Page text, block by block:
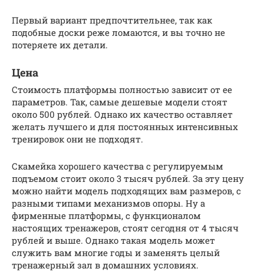
Первый вариант предпочтительнее, так как
подобные доски реже ломаются, и вы точно не
потеряете их детали.
Цена
Стоимость платформы полностью зависит от ее
параметров. Так, самые дешевые модели стоят
около 500 рублей. Однако их качество оставляет
желать лучшего и для постоянных интенсивных
тренировок они не подходят.
Скамейка хорошего качества с регулируемым
подъемом стоит около 3 тысяч рублей. За эту цену
можно найти модель подходящих вам размеров, с
разными типами механизмов опоры. Ну а
фирменные платформы, с функционалом
настоящих тренажеров, стоят сегодня от 4 тысяч
рублей и выше. Однако такая модель может
служить вам многие годы и заменять целый
тренажерный зал в домашних условиях.